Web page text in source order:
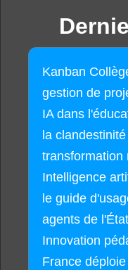
Kanban
gestion de
IA dans
la
transformation
Intelligence
le guide
agents de l'État
Innovation
France